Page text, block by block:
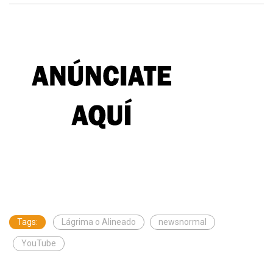
Tags: Lágrima o Alineado newsnormal
YouTube